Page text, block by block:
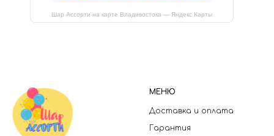
Шар Ассорти на карте Владивостока — Яндекс Карты
МЕНЮ
Доставка и оплата
Гарантия